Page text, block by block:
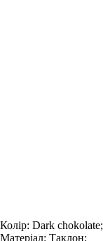
Колір: Dark chokolate;
Матеріал: Таклон;